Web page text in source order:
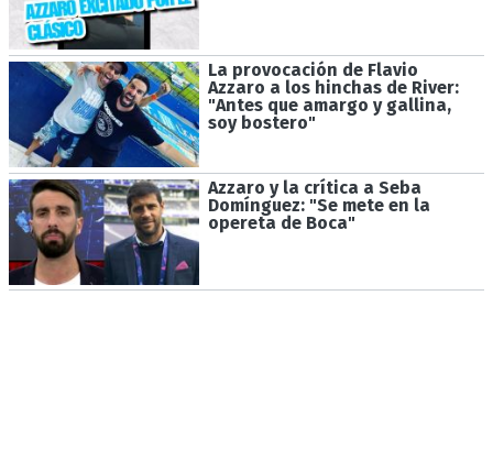
La provocación de Flavio
Azzaro a los hinchas de River:
"Antes que amargo y gallina,
soy bostero"
Azzaro y la crítica a Seba
Domínguez: "Se mete en la
opereta de Boca"